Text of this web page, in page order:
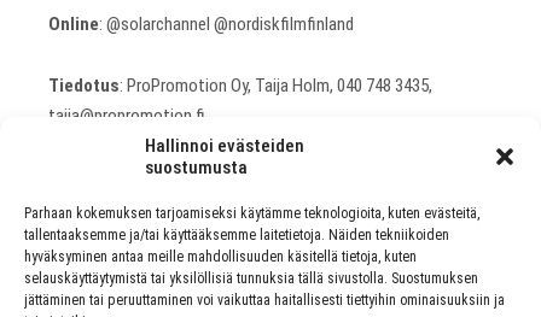
Hallinnoi evästeiden
suostumusta
Parhaan kokemuksen tarjoamiseksi käytämme teknologioita, kuten evästeitä,
tallentaaksemme ja/tai käyttääksemme laitetietoja. Näiden tekniikoiden
hyväksyminen antaa meille mahdollisuuden käsitellä tietoja, kuten
selauskäyttäytymistä tai yksilöllisiä tunnuksia tällä sivustolla. Suostumuksen
jättäminen tai peruuttaminen voi vaikuttaa haitallisesti tiettyihin ominaisuuksiin ja
Online: @solarchannel @nordiskfilmfinland
Tiedotus: ProPromotion Oy, Taija Holm, 040 748 3435,
taija@propromotion.fi
PREVIOUS ARTICLE
JUSSI69:N PERUSTAMA ROCK-BAARI THE RIFF
TÄYTTÄÄ 10 VUOTTA